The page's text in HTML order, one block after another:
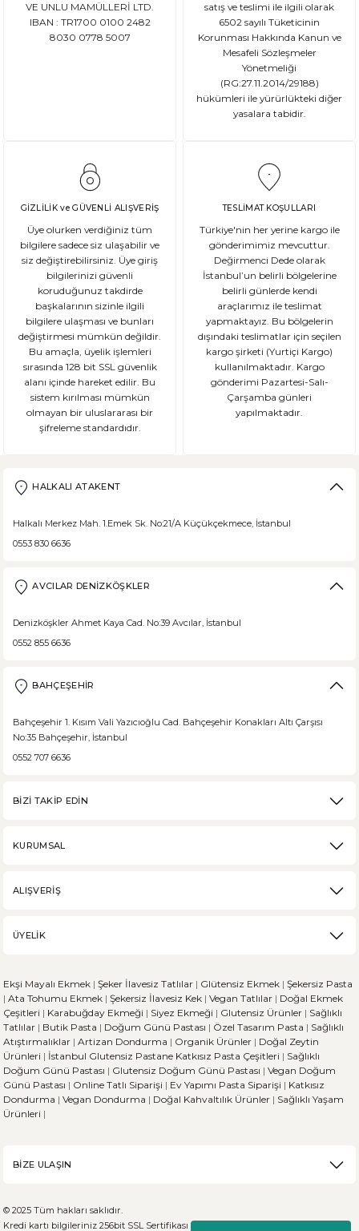
VE UNLU MAMÜLLERİ LTD.
IBAN : TR1700 0100 2482
8030 0778 5007
satış ve teslimi ile ilgili olarak
6502 sayılı Tüketicinin
Korunması Hakkında Kanun ve
Mesafeli Sözleşmeler
Yönetmeliği
(RG:27.11.2014/29188)
hükümleri ile yürürlükteki diğer
yasalara tabidir.
GİZLİLİK ve GÜVENLİ ALIŞVERİŞ
Üye olurken verdiğiniz tüm
bilgilere sadece siz ulaşabilir ve
siz değiştirebilirsiniz. Üye giriş
bilgilerinizi güvenli
koruduğunuz takdirde
başkalarının sizinle ilgili
bilgilere ulaşması ve bunları
değiştirmesi mümkün değildir.
Bu amaçla, üyelik işlemleri
sırasında 128 bit SSL güvenlik
alanı içinde hareket edilir. Bu
sistem kırılması mümkün
olmayan bir uluslararası bir
şifreleme standardıdır.
TESLİMAT KOŞULLARI
Türkiye'nin her yerine kargo ile
gönderimimiz mevcuttur.
Değirmenci Dede olarak
İstanbul’un belirli bölgelerine
belirli günlerde kendi
araçlarımız ile teslimat
yapmaktayız. Bu bölgelerin
dışındaki teslimatlar için seçilen
kargo şirketi (Yurtiçi Kargo)
kullanılmaktadır. Kargo
gönderimi Pazartesi-Salı-
Çarşamba günleri
yapılmaktadır.
HALKALI ATAKENT
Halkalı Merkez Mah. 1.Emek Sk. No:21/A Küçükçekmece, İstanbul
0553 830 6636
AVCILAR DENİZKÖŞKLER
Denizköşkler Ahmet Kaya Cad. No:39 Avcılar, İstanbul
0552 855 6636
BAHÇEŞEHİR
Bahçeşehir 1. Kısım Vali Yazıcıoğlu Cad. Bahçeşehir Konakları Altı Çarşısı
No:35 Bahçeşehir, İstanbul
0552 707 6636
BİZİ TAKİP EDİN
KURUMSAL
ALIŞVERİŞ
ÜYELİK
Ekşi Mayalı Ekmek | Şeker İlavesiz Tatlılar | Glütensiz Ekmek | Şekersiz Pasta
| Ata Tohumu Ekmek | Şekersiz İlavesiz Kek | Vegan Tatlılar | Doğal Ekmek
Çeşitleri | Karabuğday Ekmeği | Siyez Ekmeği | Glutensiz Ürünler | Sağlıklı
Tatlılar | Butik Pasta | Doğum Günü Pastası | Özel Tasarım Pasta | Sağlıklı
Atıştırmalıklar | Artizan Dondurma | Organik Ürünler | Doğal Zeytin
Ürünleri | İstanbul Glutensiz Pastane Katkısız Pasta Çeşitleri | Sağlıklı
Doğum Günü Pastası | Glutensiz Doğum Günü Pastası | Vegan Doğum
Günü Pastası | Online Tatlı Siparişi | Ev Yapımı Pasta Siparişi | Katkısız
Dondurma | Vegan Dondurma | Doğal Kahvaltılık Ürünler | Sağlıklı Yaşam
Ürünleri |
BİZE ULAŞIN
© 2025 Tüm hakları saklıdır.
Kredi kartı bilgileriniz 256bit SSL Sertifikası ile %100 koruma altındadır.